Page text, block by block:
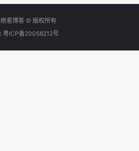
绝客博客 © 版权所有
粤ICP备20058212号